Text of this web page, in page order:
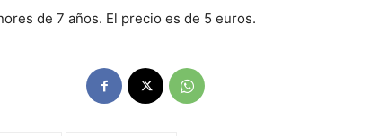
de 7 años. El precio es de 5 euros.